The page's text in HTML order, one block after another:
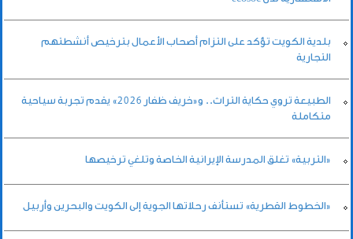
بلدية الكويت تؤكد على التزام أصحاب الأعمال بترخيص أنشطتهم
التجارية
الطبيعة تروي حكاية التراث.. و«خريف ظفار 2026» يقدم تجربة سياحية
متكاملة
«التربية» تغلق المدرسة الإيرانية الخاصة وتلغي ترخيصها
«الخطوط القطرية» تستأنف رحلاتها الجوية إلى الكويت والبحرين وأربيل